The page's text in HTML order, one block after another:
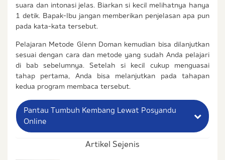
suara dan intonasi jelas. Biarkan si kecil melihatnya hanya
1 detik. Bapak-Ibu jangan memberikan penjelasan apa pun
pada kata-kata tersebut.
Pelajaran Metode Glenn Doman kemudian bisa dilanjutkan
sesuai dengan cara dan metode yang sudah Anda pelajari
di bab sebelumnya. Setelah si kecil cukup menguasai
tahap pertama, Anda bisa melanjutkan pada tahapan
kedua program membaca tersebut.
Pantau Tumbuh Kembang Lewat Posyandu
Online
Nama Lengkap IbuArtikel Sejenis